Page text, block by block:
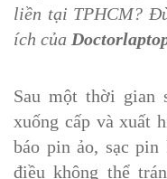
liền tại TPHCM?
ích của
Sau một thời gian
xuống cấp và xuất
báo pin ảo, sạc
điều không thể